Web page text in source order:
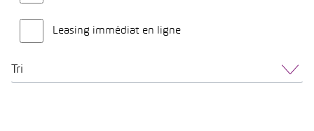
Leasing immédiat en ligne
Tri